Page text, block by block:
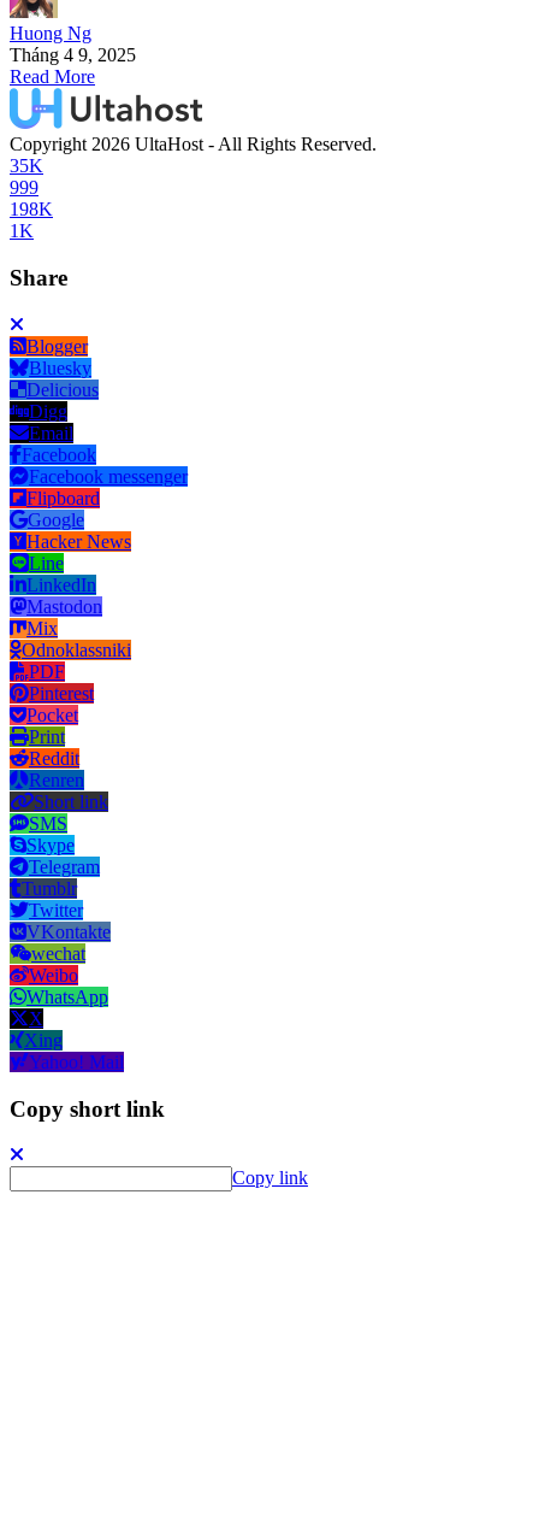
Huong Ng
Tháng 4 9, 2025
Read More
Copyright 2026 UltaHost - All Rights Reserved.
35K
999
198K
1K
Share
Blogger
Bluesky
Delicious
Digg
Email
Facebook
Facebook messenger
Flipboard
Google
Hacker News
Line
LinkedIn
Mastodon
Mix
Odnoklassniki
PDF
Pinterest
Pocket
Print
Reddit
Renren
Short link
SMS
Skype
Telegram
Tumblr
Twitter
VKontakte
wechat
Weibo
WhatsApp
X
Xing
Yahoo! Mail
Copy short link
Copy link